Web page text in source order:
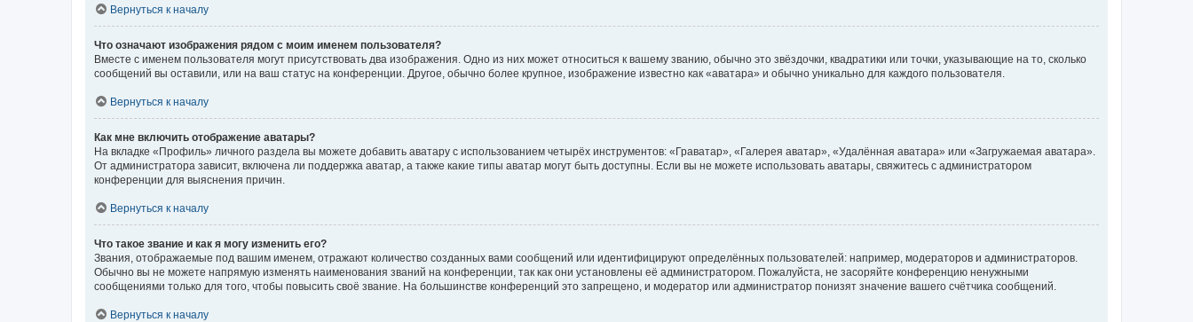
Вернуться к началу
Что означают изображения рядом с моим именем пользователя?
Вместе с именем пользователя могут присутствовать два изображения. Одно из них может относиться к вашему званию, обычно это звёздочки, квадратики или точки, указывающие на то, сколько
сообщений вы оставили, или на ваш статус на конференции. Другое, обычно более крупное, изображение известно как «аватара» и обычно уникально для каждого пользователя.
Вернуться к началу
Как мне включить отображение аватары?
На вкладке «Профиль» личного раздела вы можете добавить аватару с использованием четырёх инструментов: «Граватар», «Галерея аватар», «Удалённая аватара» или «Загружаемая аватара».
От администратора зависит, включена ли поддержка аватар, а также какие типы аватар могут быть доступны. Если вы не можете использовать аватары, свяжитесь с администратором
конференции для выяснения причин.
Вернуться к началу
Что такое звание и как я могу изменить его?
Звания, отображаемые под вашим именем, отражают количество созданных вами сообщений или идентифицируют определённых пользователей: например, модераторов и администраторов.
Обычно вы не можете напрямую изменять наименования званий на конференции, так как они установлены её администратором. Пожалуйста, не засоряйте конференцию ненужными
сообщениями только для того, чтобы повысить своё звание. На большинстве конференций это запрещено, и модератор или администратор понизят значение вашего счётчика сообщений.
Вернуться к началу